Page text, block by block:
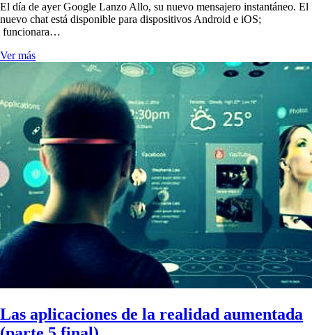
El día de ayer Google Lanzo Allo, su nuevo mensajero instantáneo. El
nuevo chat está disponible para dispositivos Android e iOS;
funcionara…
Ver más
Las aplicaciones de la realidad aumentada